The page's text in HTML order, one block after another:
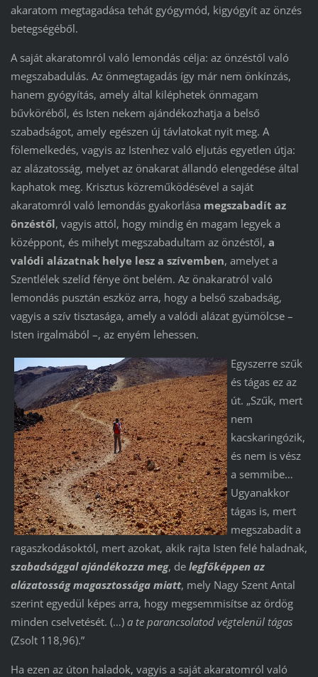
akaratom megtagadása tehát gyógymód, kigyógyít az önzés
betegségéből.
A saját akaratomról való lemondás célja: az önzéstől való
megszabadulás. Az önmegtagadás így már nem önkínzás,
hanem gyógyítás, amely által kiléphetek önmagam
bűvköréből, és Isten nekem ajándékozhatja a belső
szabadságot, amely egészen új távlatokat nyit meg. A
fölemelkedés, vagyis az Istenhez való eljutás egyetlen útja:
az alázatosság, melyet az önakarat állandó elengedése által
kaphatok meg. Krisztus közreműködésével a saját
akaratomról való lemondás gyakorlása megszabadít az
önzéstől, vagyis attól, hogy mindig én magam legyek a
középpont, és mihelyt megszabadultam az önzéstől, a
valódi alázatnak helye lesz a szívemben, amelyet a
Szentlélek szelíd fénye önt belém. Az önakaratról való
lemondás pusztán eszköz arra, hogy a belső szabadság,
vagyis a szív tisztasága, amely a valódi alázat gyümölcse –
Isten irgalmából –, az enyém lehessen.
Egyszerre szűk
és tágas ez az
út. „Szűk, mert
nem
kacskaringózik,
és nem is vész
a semmibe…
Ugyanakkor
tágas is, mert
megszabadít a
ragaszkodásoktól, mert azokat, akik rajta Isten felé haladnak,
szabadsággal ajándékozza meg, de legfőképpen az
alázatosság magasztossága miatt, mely Nagy Szent Antal
szerint egyedül képes arra, hogy megsemmisítse az ördög
minden cselvetését. (…) a te parancsolatod végtelenül tágas
(Zsolt 118,96).”
Ha ezen az úton haladok, vagyis a saját akaratomról való